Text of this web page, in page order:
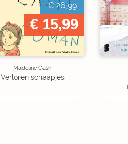
€ 26,99
€ 15,99
Madeline Cash
Verloren schaapjes